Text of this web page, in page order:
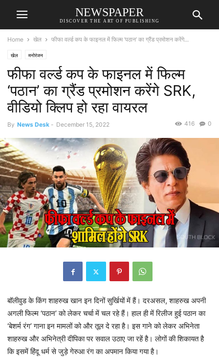
NEWSPAPER
DISCOVER THE ART OF PUBLISHING
Home खेल फीफा वर्ल्ड कप के फाइनल में फिल्म ‘पठान’ का ग्रैंड प्रमोशन करेंगे...
खेल मनोरंजन
फीफा वर्ल्ड कप के फाइनल में फिल्म
‘पठान’ का ग्रैंड प्रमोशन करेंगे SRK,
वीडियो क्लिप हो रहा वायरल
By News Desk - December 15, 2022 0
416
बॉलीवुड के किंग शाहरुख खान इन दिनों सुर्खियों में हैं। दरअसल, शाहरुख अपनी
अगली फिल्म ‘पठान’ को लेकर चर्चा में चल रहे हैं। हाल ही में रिलीज हुई पठान का
‘बेशर्म रंग’ गाना इन मामलों को और तूल दे रहा है। इस गाने को लेकर अभिनेता
शाहरुख और अभिनेत्री दीपिका पर सवाल उठाए जा रहें है। लोगों की शिकायत है
कि इसमें हिंदू धर्म से जुड़े गेरुआ रंग का अपमान किया गया है।